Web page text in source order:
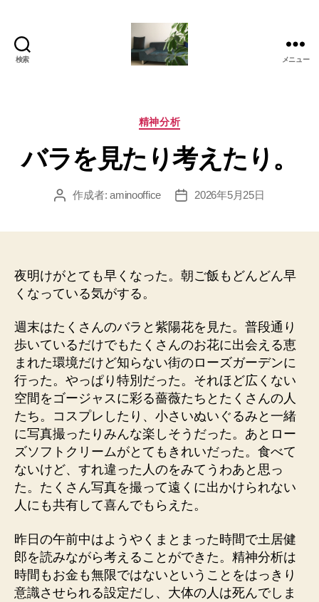
検索
美
か
も
あ
の
グ
メニュー
カ
ゴ
リ
精神分析
バラを見たり考えたり。
投
作成者:aminooffice
投
2026年5月25日
夜明けがとても早くなった。朝ご飯もどんどん早
くなっている気がする。
週末はたくさんのバラと紫陽花を見た。普段通り
歩いているだけでもたくさんのお花に出会える恵
まれた環境だけど知らない街のローズガーデンに
行った。やっぱり特別だった。それほど広くない
空間をゴージャスに彩る薔薇たちとたくさんの人
たち。コスプレしたり、小さいぬいぐるみと一緒
に写真撮ったりみんな楽しそうだった。あとロー
ズソフトクリームがとてもきれいだった。食べて
ないけど、すれ違った人のをみてうわあと思っ
た。たくさん写真を撮って遠くに出かけられない
人にも共有して喜んでもらえた。
昨日の午前中はようやくまとまった時間で土居健
郎を読みながら考えることができた。精神分析は
時間もお金も無限ではないということをはっきり
意識させられる設定だし、大体の人は死んでしま